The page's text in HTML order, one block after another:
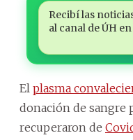
Recibí las
al canal de ÚH
El plasma
donación de sangre
recuperaron de